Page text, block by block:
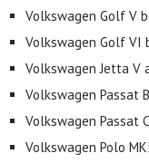
Volkswagen Golf V
Volkswagen Golf VI
Volkswagen Jetta V
Volkswagen Passat
Volkswagen Passat
Volkswagen Polo